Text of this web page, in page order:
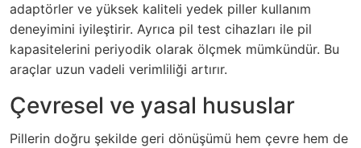
adaptörler ve yüksek kaliteli yedek piller kullanım
deneyimini iyileştirir. Ayrıca pil test cihazları ile pil
kapasitelerini periyodik olarak ölçmek mümkündür. Bu
araçlar uzun vadeli verimliliği artırır.
Çevresel ve yasal hususlar
Pillerin doğru şekilde geri dönüşümü hem çevre hem de